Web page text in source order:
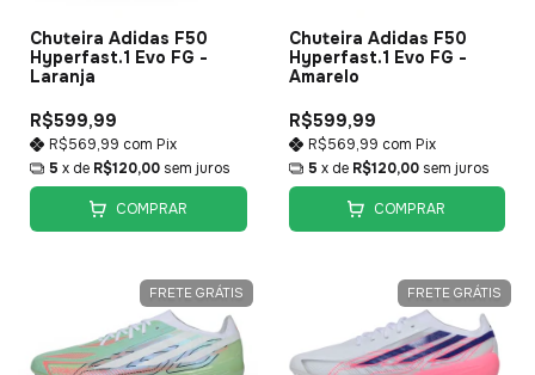
Chuteira Adidas F50
Hyperfast.1 Evo FG -
Laranja
R$599,99
R$569,99 com Pix
5 x de R$120,00 sem juros
COMPRAR
Chuteira Adidas F50
Hyperfast.1 Evo FG -
Amarelo
R$599,99
R$569,99 com Pix
5 x de R$120,00 sem juros
COMPRAR
FRETE GRÁTIS FRETE GRÁTIS